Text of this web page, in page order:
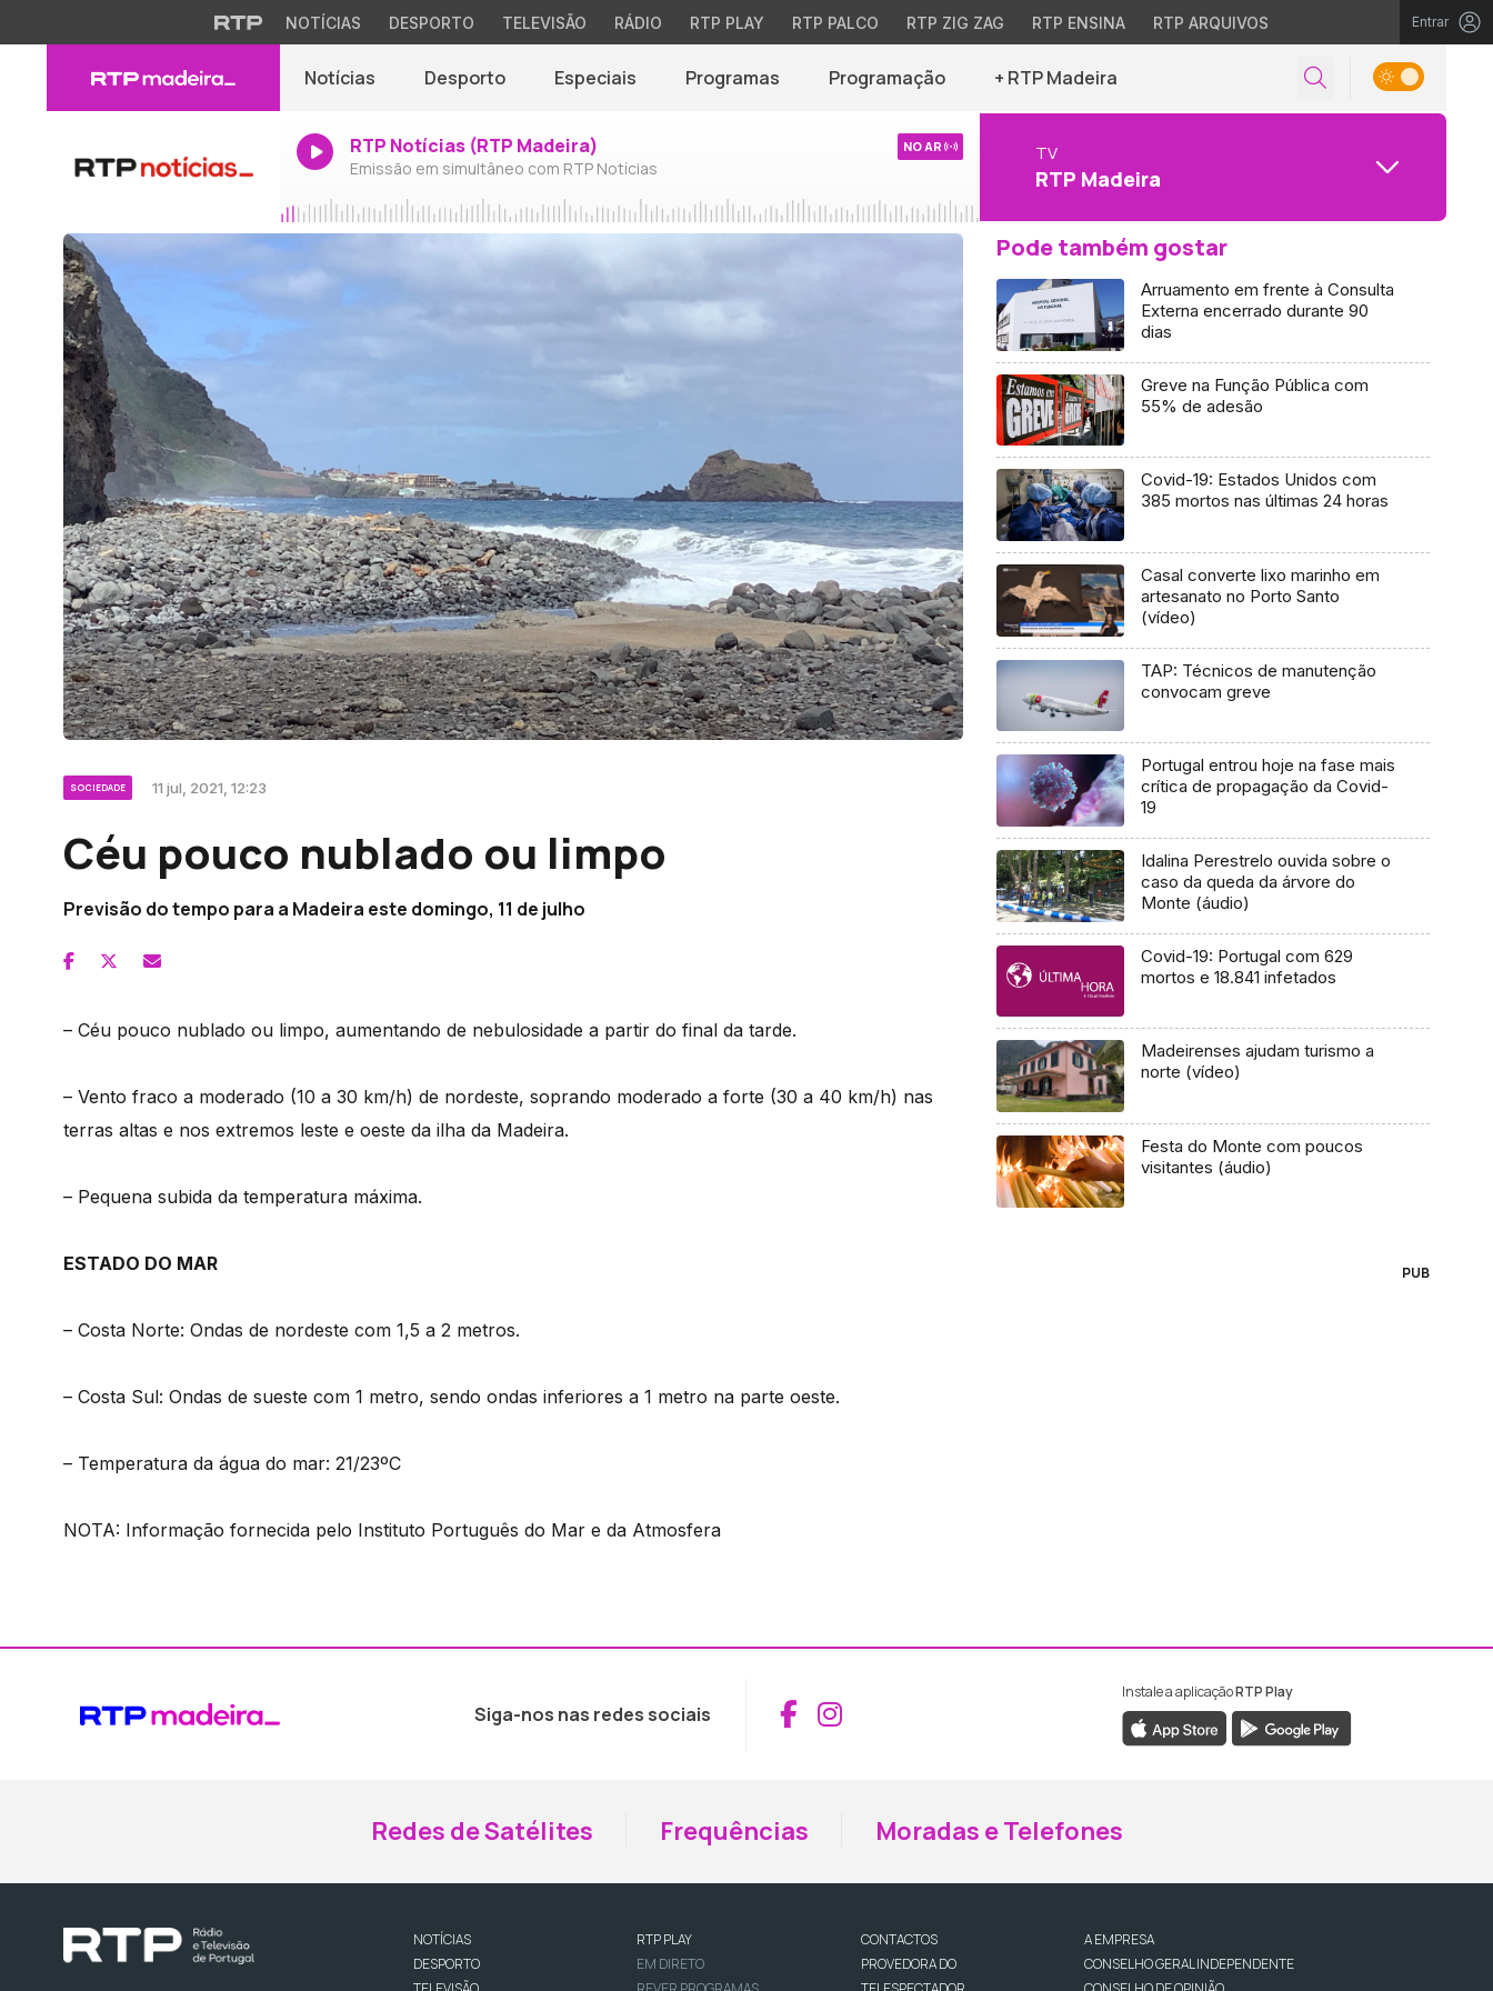
NOTÍCIAS DESPORTO TELEVISÃO RÁDIO RTP PLAY RTP PALCO RTP ZIG ZAG RTP ENSINA RTP ARQUIVOS Entrar
Notícias Desporto Especiais Programas Programação + RTP Madeira
RTP Notícias (RTP Madeira)
Emissão em simultâneo com RTP Notícias
NO AR TV
RTP Madeira
SOCIEDADE 11 jul, 2021, 12:23
Céu pouco nublado ou limpo
Previsão do tempo para a Madeira este domingo, 11 de julho
– Céu pouco nublado ou limpo, aumentando de nebulosidade a partir do final da tarde.
– Vento fraco a moderado (10 a 30 km/h) de nordeste, soprando moderado a forte (30 a 40 km/h) nas
terras altas e nos extremos leste e oeste da ilha da Madeira.
– Pequena subida da temperatura máxima.
ESTADO DO MAR
– Costa Norte: Ondas de nordeste com 1,5 a 2 metros.
– Costa Sul: Ondas de sueste com 1 metro, sendo ondas inferiores a 1 metro na parte oeste.
– Temperatura da água do mar: 21/23ºC
NOTA: Informação fornecida pelo Instituto Português do Mar e da Atmosfera
Pode também gostar
Arruamento em frente à Consulta
Externa encerrado durante 90
dias
Greve na Função Pública com
55% de adesão
Covid-19: Estados Unidos com
385 mortos nas últimas 24 horas
Casal converte lixo marinho em
artesanato no Porto Santo
(vídeo)
TAP: Técnicos de manutenção
convocam greve
Portugal entrou hoje na fase mais
crítica de propagação da Covid-
19
Idalina Perestrelo ouvida sobre o
caso da queda da árvore do
Monte (áudio)
Covid-19: Portugal com 629
mortos e 18.841 infetados
Madeirenses ajudam turismo a
norte (vídeo)
Festa do Monte com poucos
visitantes (áudio)
PUB
Siga-nos nas redes sociais Aceder ao Facebook da RTP Madeira
Aceder ao Instagram da RTP Madeira
Instale a aplicaçãoRTP Play
Redes de Satélites Frequências Moradas e Telefones
NOTÍCIAS
DESPORTO
RTP PLAY
EM DIRETO
CONTACTOS
PROVEDORA DO
A EMPRESA
CONSELHO GERAL INDEPENDENTE